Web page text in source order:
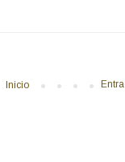
Inicio